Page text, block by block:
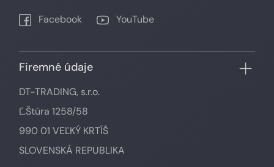
Facebook YouTube
Firemné údaje
DT-TRADING, s.r.o.
Ľ.Štúra 1258/58
990 01 VEĽKÝ KRTÍŠ
SLOVENSKÁ REPUBLIKA